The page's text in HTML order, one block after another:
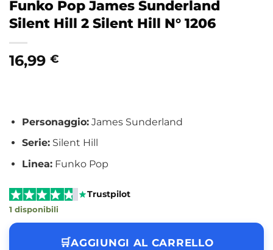
Funko Pop James Sunderland
Silent Hill 2 Silent Hill N° 1206
16,99 €
Personaggio:James Sunderland
Serie:Silent Hill
Linea:Funko Pop
Trustpilot
1 disponibili
AGGIUNGI AL CARRELLO